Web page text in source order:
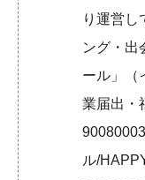
り運営し
ング・出
ール」（
業届出・
ル/